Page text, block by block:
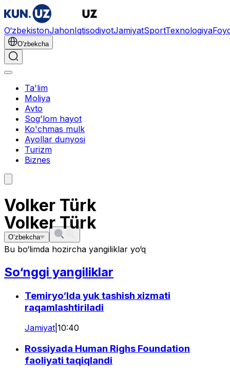
O‘zbekistonJahonIqtisodiyotJamiyatSportTexnologiya
O'zbekcha
Ta'lim
Moliya
Avto
Sog'lom hayot
Ko'chmas mulk
Ayollar dunyosi
Turizm
Biznes
Volker Türk
O‘zbekcha
Volker Türk
Bu bo‘limda hozircha yangiliklar yo‘q
So‘nggi yangiliklar
Temiryo‘lda yuk tashish xizmati
raqamlashtiriladi
Jamiyat 10:40
Rossiyada Human Righs Foundation
faoliyati taqiqlandi